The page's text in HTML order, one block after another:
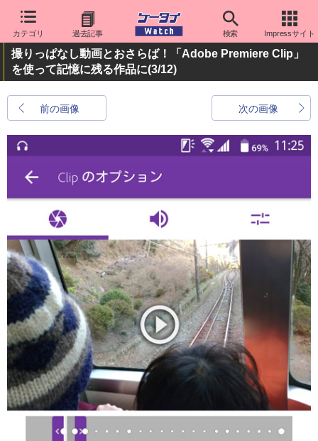
カテゴリ 過去記事 検索 Impressサイト
撮りっぱなし動画とおさらば！「Adobe Premiere Clip」
を使って記憶に残る作品に(3/12)
前の画像 次の画像